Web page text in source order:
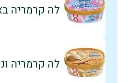
לה קרמריה
לה קרמריה